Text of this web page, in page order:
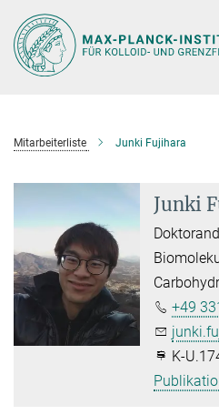
Hauptinhalt
Mitarbeiterliste Junki Fujihara
Junki
+49
K-